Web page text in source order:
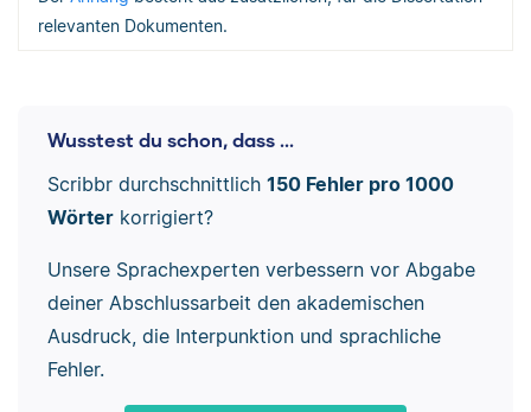
relevanten Dokumenten.
Wusstest du schon, dass ...
Scribbr durchschnittlich 150 Fehler pro 1000
Wörterkorrigiert?
Unsere Sprachexperten verbessern vor Abgabe
deiner Abschlussarbeit den akademischen
Ausdruck, die Interpunktion und sprachliche
Fehler.